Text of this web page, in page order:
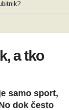
a tko
samo sport,
dok često